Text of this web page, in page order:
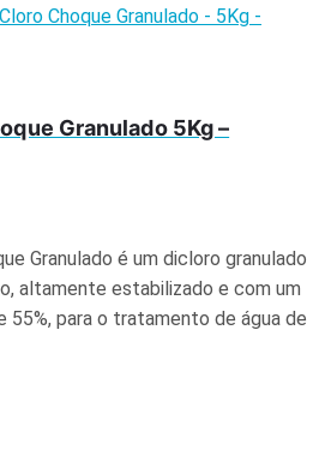
Granulado 5Kg –
Granulado é um dicloro granulado
altamente estabilizado e com um
para o tratamento de água de